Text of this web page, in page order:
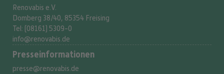
Renovabis e.V.
Domberg 38/40, 85354 Freising
Tel: (08161) 5309-0
info@renovabis.de
Presse­informationen
presse@renovabis.de